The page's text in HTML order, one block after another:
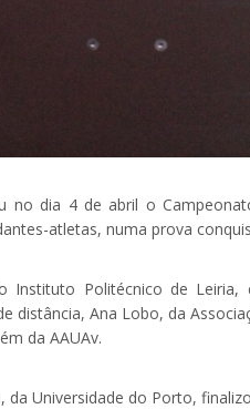
no dia 4 de abril o
atletas, numa prova
Instituto Politécnico de
distância, Ana Lobo, da
da AAUAv.
da Universidade do Porto,